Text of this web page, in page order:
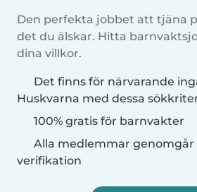
Den perfekta jobbet att tjäna
det du älskar. Hitta
dina villkor.
Det finns för närvarande
Huskvarna med dessa
100% gratis för barnvakter
Alla medlemmar genomgår
verifikation